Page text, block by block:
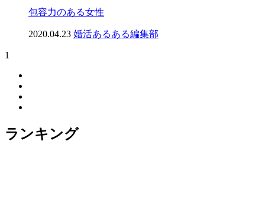
包容力のある女性
2020.04.23 婚活あるある編集部
1
ランキング